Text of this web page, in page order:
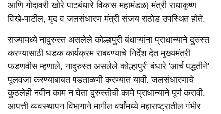
आणि गोदावरी खोरे पाटबंधारे विकास महामंडळ) मंत्री राधाकृष्ण
विखे-पाटील, मृद व जलसंधारण मंत्री संजय राठोड उपस्थित होते.
राज्यामध्ये नादुरुस्त असलेले कोल्हापुरी बंधाऱ्यांना प्राधान्याने दुरुस्त
करण्यासाठी धडक कार्यक्रम राबवण्याचे निर्देश देत मुख्यमंत्री
फडणवीस म्हणाले, नादुरुस्त असलेले कोल्हापुरी बंधारे 'आर्च पद्धतीने'
पूलवजा करण्याबाबत पडताळणी करण्यात यावी. जलसंधारणाचे
कुठलेही नवीन काम न घेता दुरुस्तीची कामे प्राधान्याने पूर्ण करावी.
आपत्ती व्यवस्थापन विभागाने मागील वर्षांमध्ये महाराष्ट्रातील गंभीर